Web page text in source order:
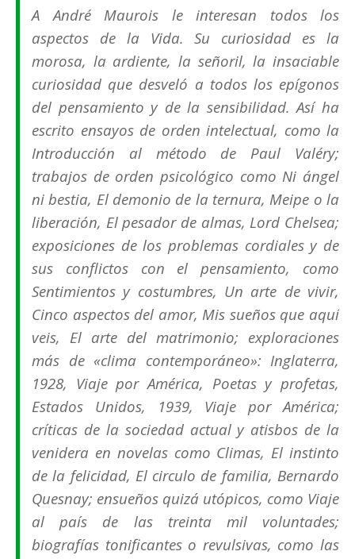
A André Maurois le interesan todos los
aspectos de la Vida. Su curiosidad es la
morosa, la ardiente, la señoril, la insaciable
curiosidad que desveló a todos los epígonos
del pensamiento y de la sensibilidad. Así ha
escrito ensayos de orden intelectual, como la
Introducción al método de Paul Valéry;
trabajos de orden psicológico como Ni ángel
ni bestia, El demonio de la ternura, Meipe o la
liberación, El pesador de almas, Lord Chelsea;
exposiciones de los problemas cordiales y de
sus conflictos con el pensamiento, como
Sentimientos y costumbres, Un arte de vivir,
Cinco aspectos del amor, Mis sueños que aquí
veis, El arte del matrimonio; exploraciones
más de «clima contemporáneo»: Inglaterra,
1928, Viaje por América, Poetas y profetas,
Estados Unidos, 1939, Viaje por América;
críticas de la sociedad actual y atisbos de la
venidera en novelas como Climas, El instinto
de la felicidad, El circulo de familia, Bernardo
Quesnay; ensueños quizá utópicos, como Viaje
al país de las treinta mil voluntades;
biografías tonificantes o revulsivas, como las